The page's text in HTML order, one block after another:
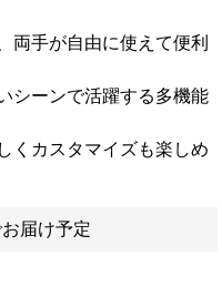
両手が自由に使えて便利
シーンで活躍する多機能
くカスタマイズも楽しめ
届け予定